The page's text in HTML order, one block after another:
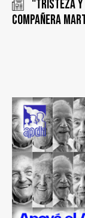
"Tristeza
compañera